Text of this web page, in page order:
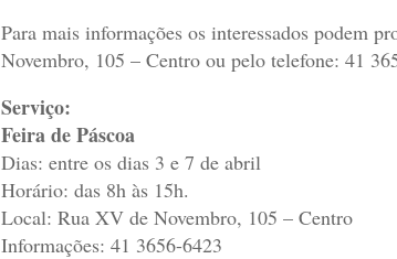
Para mais informações os interessados podem
Novembro, 105 – Centro ou pelo telefone: 41
Serviço:
Feira de Páscoa
Dias: entre os dias 3 e 7 de abril
Horário: das 8h às 15h.
Local: Rua XV de Novembro, 105 – Centro
Informações: 41 3656-6423